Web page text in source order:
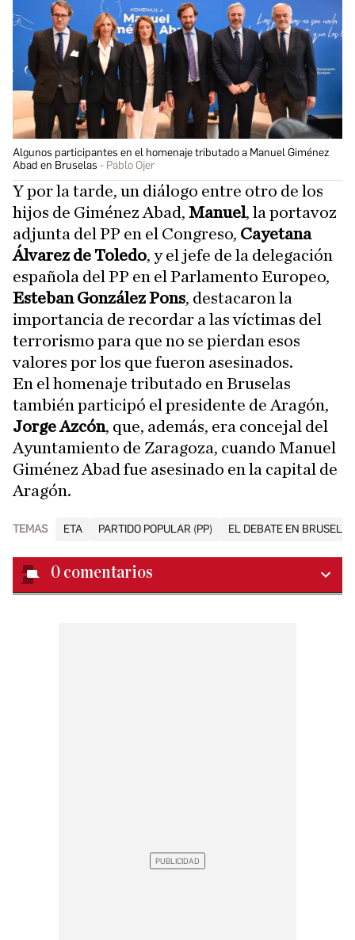
Algunos participantes en el homenaje tributado a Manuel Giménez
Abad en Bruselas
Pablo Ojer
Y por la tarde, un diálogo entre otro de los
hijos de Giménez Abad, Manuel, la portavoz
adjunta del PP en el Congreso, Cayetana
Álvarez de Toledo, y el jefe de la delegación
española del PP en el Parlamento Europeo,
Esteban González Pons, destacaron la
importancia de recordar a las víctimas del
terrorismo para que no se pierdan esos
valores por los que fueron asesinados.
En el homenaje tributado en Bruselas
también participó el presidente de Aragón,
Jorge Azcón, que, además, era concejal del
Ayuntamiento de Zaragoza, cuando Manuel
Giménez Abad fue asesinado en la capital de
Aragón.
TEMAS ETA PARTIDO POPULAR (PP) EL DEBATE EN BRUSELAS
0 comentarios